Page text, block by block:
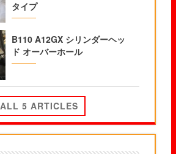
タイプ
B110 A12GX シリンダーヘッ
ド オーバーホール
ALL 5 ARTICLES